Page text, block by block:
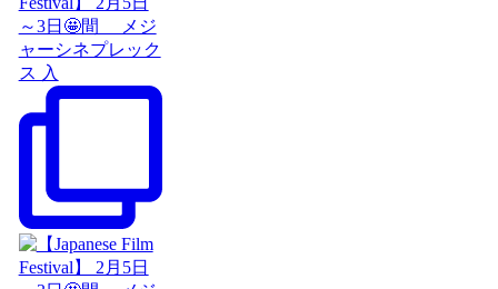
～3日🤩間 メジ
ャーシネプレック
ス 入